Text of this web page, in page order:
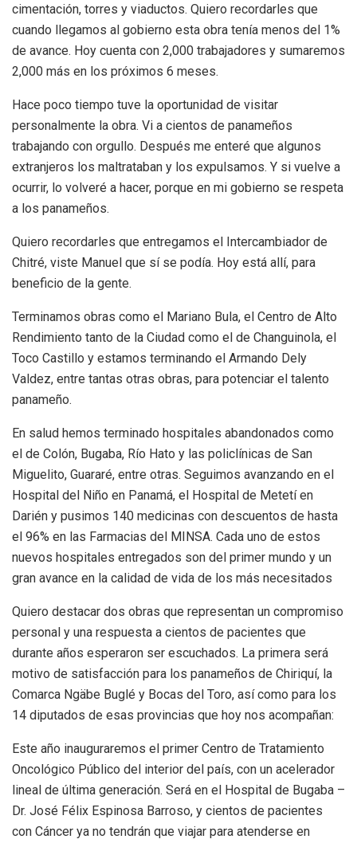
cimentación, torres y viaductos. Quiero recordarles que
cuando llegamos al gobierno esta obra tenía menos del 1%
de avance. Hoy cuenta con 2,000 trabajadores y sumaremos
2,000 más en los próximos 6 meses.
Hace poco tiempo tuve la oportunidad de visitar
personalmente la obra. Vi a cientos de panameños
trabajando con orgullo. Después me enteré que algunos
extranjeros los maltrataban y los expulsamos. Y si vuelve a
ocurrir, lo volveré a hacer, porque en mi gobierno se respeta
a los panameños.
Quiero recordarles que entregamos el Intercambiador de
Chitré, viste Manuel que sí se podía. Hoy está allí, para
beneficio de la gente.
Terminamos obras como el Mariano Bula, el Centro de Alto
Rendimiento tanto de la Ciudad como el de Changuinola, el
Toco Castillo y estamos terminando el Armando Dely
Valdez, entre tantas otras obras, para potenciar el talento
panameño.
En salud hemos terminado hospitales abandonados como
el de Colón, Bugaba, Río Hato y las policlínicas de San
Miguelito, Guararé, entre otras. Seguimos avanzando en el
Hospital del Niño en Panamá, el Hospital de Metetí en
Darién y pusimos 140 medicinas con descuentos de hasta
el 96% en las Farmacias del MINSA. Cada uno de estos
nuevos hospitales entregados son del primer mundo y un
gran avance en la calidad de vida de los más necesitados
Quiero destacar dos obras que representan un compromiso
personal y una respuesta a cientos de pacientes que
durante años esperaron ser escuchados. La primera será
motivo de satisfacción para los panameños de Chiriquí, la
Comarca Ngäbe Buglé y Bocas del Toro, así como para los
14 diputados de esas provincias que hoy nos acompañan:
Este año inauguraremos el primer Centro de Tratamiento
Oncológico Público del interior del país, con un acelerador
lineal de última generación. Será en el Hospital de Bugaba –
Dr. José Félix Espinosa Barroso, y cientos de pacientes
con Cáncer ya no tendrán que viajar para atenderse en